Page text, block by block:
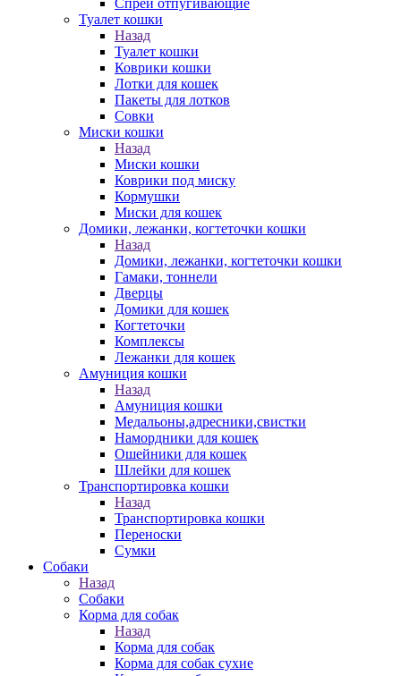
Спреи отпугивающие
Туалет кошки
Назад
Туалет кошки
Коврики кошки
Лотки для кошек
Пакеты для лотков
Совки
Миски кошки
Назад
Миски кошки
Коврики под миску
Кормушки
Миски для кошек
Домики, лежанки, когтеточки кошки
Назад
Домики, лежанки, когтеточки кошки
Гамаки, тоннели
Дверцы
Домики для кошек
Когтеточки
Комплексы
Лежанки для кошек
Амуниция кошки
Назад
Амуниция кошки
Медальоны,адресники,свистки
Намордники для кошек
Ошейники для кошек
Шлейки для кошек
Транспортировка кошки
Назад
Транспортировка кошки
Переноски
Сумки
Собаки
Назад
Собаки
Корма для собак
Назад
Корма для собак
Корма для собак сухие